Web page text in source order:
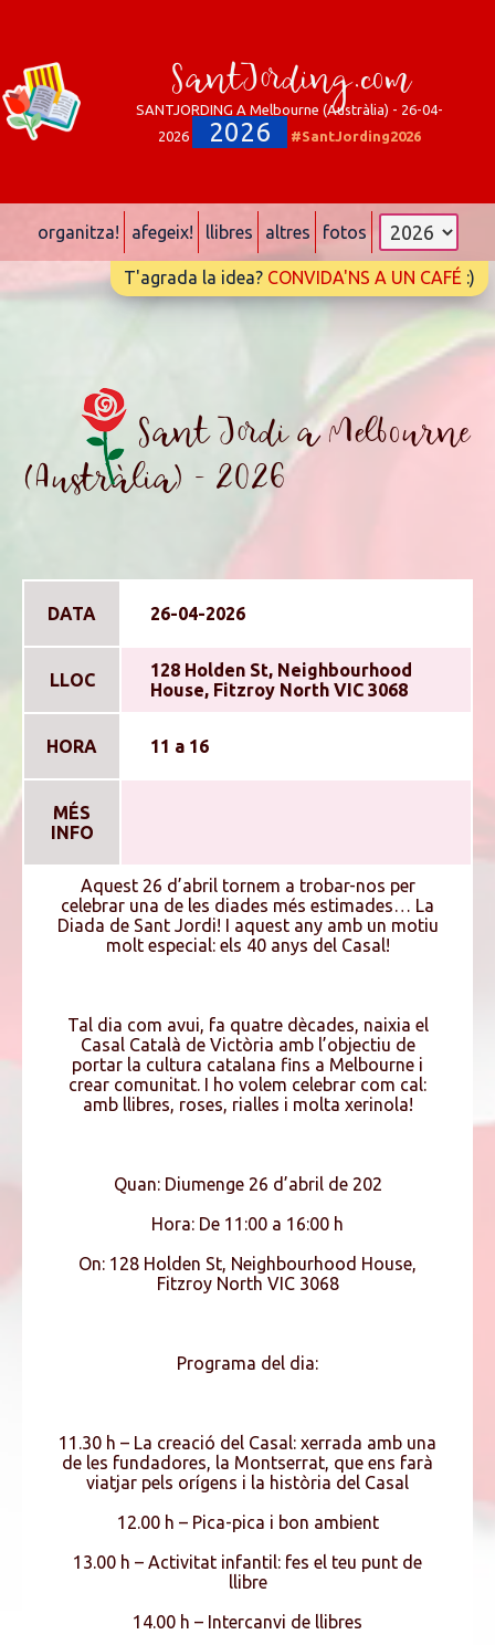
SantJording.com
SANTJORDING A Melbourne (Austràlia) - 26-04-
2026
2026 #SantJording2026
organitza! afegeix! llibres altres fotos
T'agrada la idea? CONVIDA'NS A UN CAFÉ :)
Sant Jordi a Melbourne
(Austràlia) - 2026
DATA 26-04-2026
LLOC
128 Holden St, Neighbourhood
House, Fitzroy North VIC 3068
HORA 11 a 16
MÉS
INFO
Aquest 26 d’abril tornem a trobar-nos per
celebrar una de les diades més estimades… La
Diada de Sant Jordi! I aquest any amb un motiu
molt especial: els 40 anys del Casal!
Tal dia com avui, fa quatre dècades, naixia el
Casal Català de Victòria amb l’objectiu de
portar la cultura catalana fins a Melbourne i
crear comunitat. I ho volem celebrar com cal:
amb llibres, roses, rialles i molta xerinola!
Quan: Diumenge 26 d’abril de 202
Hora: De 11:00 a 16:00 h
On: 128 Holden St, Neighbourhood House,
Fitzroy North VIC 3068
Programa del dia:
11.30 h – La creació del Casal: xerrada amb una
de les fundadores, la Montserrat, que ens farà
viatjar pels orígens i la història del Casal
12.00 h – Pica-pica i bon ambient
13.00 h – Activitat infantil: fes el teu punt de
llibre
14.00 h – Intercanvi de llibres